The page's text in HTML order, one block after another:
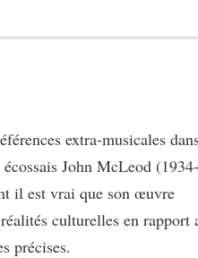
extra-musicales
John McLeod
il est vrai que son œuvre
culturelles en rapport
précises.